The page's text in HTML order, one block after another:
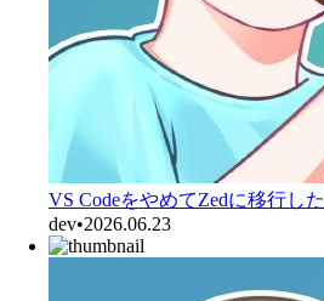
VS CodeをやめてZedに移行した
dev•2026.06.23